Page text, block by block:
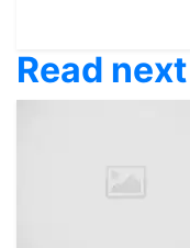
Read next